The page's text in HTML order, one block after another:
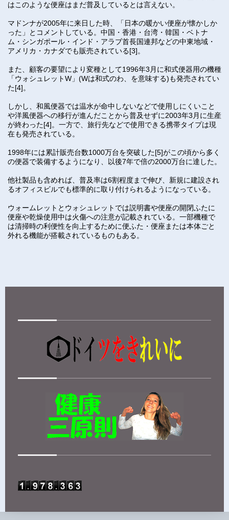
はこのような便座はまだ普及しているとは言えない。
マドンナが2005年に来日した時、「日本の暖かい便座が懐かしか
った」とコメントしている。中国・香港・台湾・韓国・ベトナ
ム・シンガポール・インド・アラブ首長国連邦などの中東地域・
アメリカ・カナダでも販売されている[3]。
また、顧客の要望により変種として1996年3月に和式便器用の機種
「ウォシュレットW」(Wは和式のわ、を意味する)も発売されてい
た[4]。
しかし、和風便器では温水が命中しないなどで使用しにくいこと
や洋風便器への移行が進んだことから普及せずに2003年3月に生産
が終わった[4]。一方で、旅行先などで使用できる携帯タイプは現
在も発売されている。
1998年には累計販売台数1000万台を突破した[5]がこの頃から多く
の便器で装備するようになり、以後7年で倍の2000万台に達した。
他社製品も含めれば、普及率は6割程度まで伸び、新規に建設され
るオフィスビルでも標準的に取り付けられるようになっている。
ウォームレットとウォシュレットでは説明書や便座の開閉ふたに
便座や乾燥使用中は火傷への注意が記載されている。一部機種で
は清掃時の利便性を向上するために便ふた・便座または本体ごと
外れる機能が搭載されているものもある。